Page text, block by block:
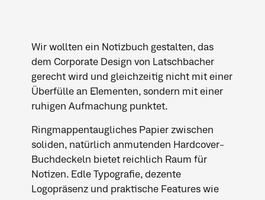
Wir wollten ein Notizbuch gestalten, das
dem Corporate Design von Latschbacher
gerecht wird und gleichzeitig nicht mit einer
Überfülle an Elementen, sondern mit einer
ruhigen Aufmachung punktet.
Ringmappentaugliches Papier zwischen
soliden, natürlich anmutenden Hardcover-
Buchdeckeln bietet reichlich Raum für
Notizen. Edle Typografie, dezente
Logopräsenz und praktische Features wie